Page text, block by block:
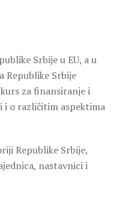
Srbije u EU, a u
Republike Srbije
za finansiranje i
i o različitim aspektima
Republike Srbije,
nastavnici i